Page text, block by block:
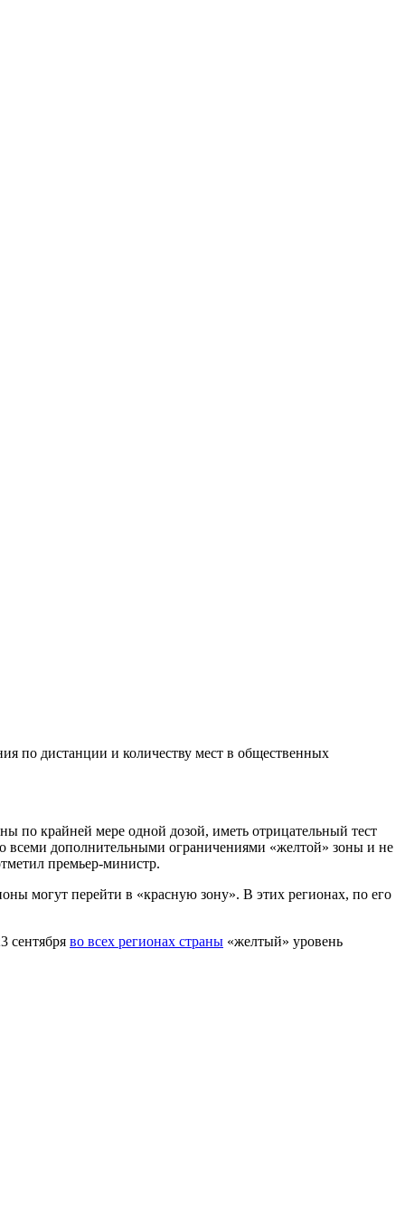
по дистанции и количеству мест в общественных
по крайней мере одной дозой, иметь отрицательный тест
всеми дополнительными ограничениями «желтой» зоны и не
премьер-министр.
могут перейти в «красную зону». В этих регионах, по его
сентября во всех регионах страны «желтый» уровень